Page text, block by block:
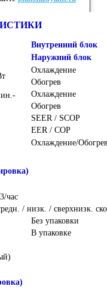
Внутренний блок
Наружний блок
Охлаждение
Обогрев
Охлаждение
Обогрев
SEER / SCOP
EER / COP
Охлаждение/
час
/ низк. / сверхнизк.
Без упаковки
В упаковке